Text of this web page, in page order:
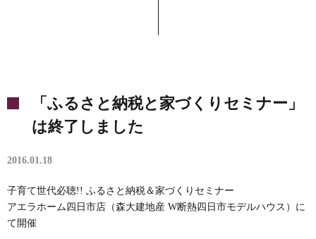
「ふるさと納税と家づくりセミナー」
は終了しました
2016.01.18
子育て世代必聴!! ふるさと納税＆家づくりセミナー
アエラホーム四日市店（森大建地産 W断熱四日市モデルハウス）に
て開催